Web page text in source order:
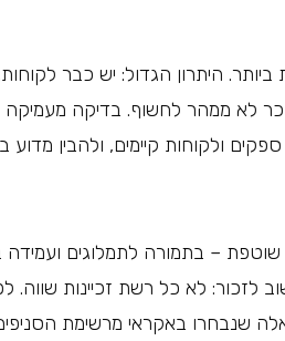
היתרון הגדול: יש כבר
לא ממהר לחשוף. בדיקה מעמיקה
ולקוחות קיימים, ולהבין מדוע
– בתמורה לתמלוגים ועמידה
לזכור: לא כל רשת זכיינות שווה.
שנבחרו באקראי מרשימת